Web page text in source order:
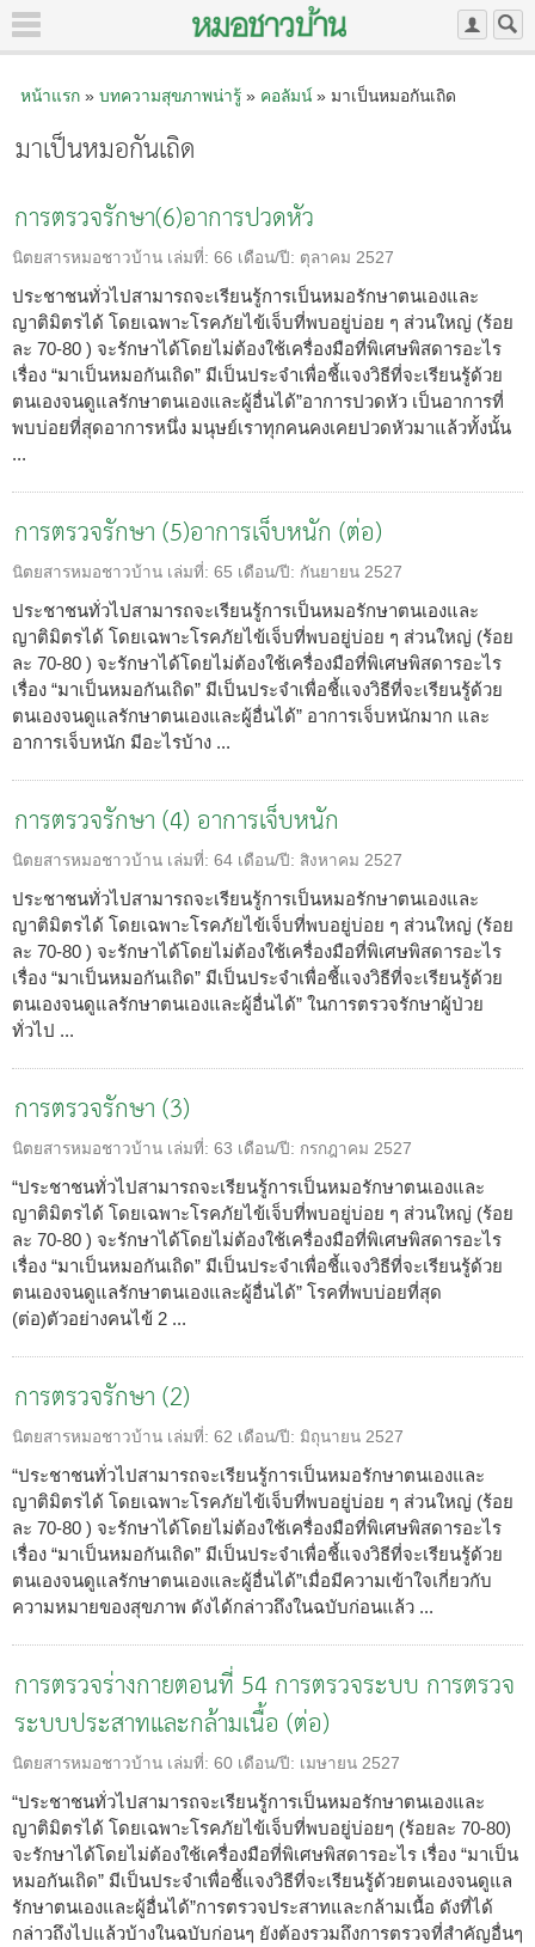
หน้าแรก» บทความสุขภาพน่ารู้» คอลัมน์» มาเป็นหมอกันเถิด
มาเป็นหมอกันเถิด
การตรวจรักษา(6)อาการปวดหัว
นิตยสารหมอชาวบ้าน เล่มที่: 66 เดือน/ปี: ตุลาคม 2527
ประชาชนทั่วไปสามารถจะเรียนรู้การเป็นหมอรักษาตนเองและ
ญาติมิตรได้ โดยเฉพาะโรคภัยไข้เจ็บที่พบอยู่บ่อย ๆ ส่วนใหญ่ (ร้อย
ละ 70-80 ) จะรักษาได้โดยไม่ต้องใช้เครื่องมือที่พิเศษพิสดารอะไร
เรื่อง “มาเป็นหมอกันเถิด” มีเป็นประจำเพื่อชี้แจงวิธีที่จะเรียนรู้ด้วย
ตนเองจนดูแลรักษาตนเองและผู้อื่นได้”อาการปวดหัว เป็นอาการที่
พบบ่อยที่สุดอาการหนึ่ง มนุษย์เราทุกคนคงเคยปวดหัวมาแล้วทั้งนั้น
...
การตรวจรักษา (5)อาการเจ็บหนัก (ต่อ)
นิตยสารหมอชาวบ้าน เล่มที่: 65 เดือน/ปี: กันยายน 2527
ประชาชนทั่วไปสามารถจะเรียนรู้การเป็นหมอรักษาตนเองและ
ญาติมิตรได้ โดยเฉพาะโรคภัยไข้เจ็บที่พบอยู่บ่อย ๆ ส่วนใหญ่ (ร้อย
ละ 70-80 ) จะรักษาได้โดยไม่ต้องใช้เครื่องมือที่พิเศษพิสดารอะไร
เรื่อง “มาเป็นหมอกันเถิด” มีเป็นประจำเพื่อชี้แจงวิธีที่จะเรียนรู้ด้วย
ตนเองจนดูแลรักษาตนเองและผู้อื่นได้” อาการเจ็บหนักมาก และ
อาการเจ็บหนัก มีอะไรบ้าง ...
การตรวจรักษา (4) อาการเจ็บหนัก
นิตยสารหมอชาวบ้าน เล่มที่: 64 เดือน/ปี: สิงหาคม 2527
ประชาชนทั่วไปสามารถจะเรียนรู้การเป็นหมอรักษาตนเองและ
ญาติมิตรได้ โดยเฉพาะโรคภัยไข้เจ็บที่พบอยู่บ่อย ๆ ส่วนใหญ่ (ร้อย
ละ 70-80 ) จะรักษาได้โดยไม่ต้องใช้เครื่องมือที่พิเศษพิสดารอะไร
เรื่อง “มาเป็นหมอกันเถิด” มีเป็นประจำเพื่อชี้แจงวิธีที่จะเรียนรู้ด้วย
ตนเองจนดูแลรักษาตนเองและผู้อื่นได้” ในการตรวจรักษาผู้ป่วย
ทั่วไป ...
การตรวจรักษา (3)
นิตยสารหมอชาวบ้าน เล่มที่: 63 เดือน/ปี: กรกฎาคม 2527
“ประชาชนทั่วไปสามารถจะเรียนรู้การเป็นหมอรักษาตนเองและ
ญาติมิตรได้ โดยเฉพาะโรคภัยไข้เจ็บที่พบอยู่บ่อย ๆ ส่วนใหญ่ (ร้อย
ละ 70-80 ) จะรักษาได้โดยไม่ต้องใช้เครื่องมือที่พิเศษพิสดารอะไร
เรื่อง “มาเป็นหมอกันเถิด” มีเป็นประจำเพื่อชี้แจงวิธีที่จะเรียนรู้ด้วย
ตนเองจนดูแลรักษาตนเองและผู้อื่นได้” โรคที่พบบ่อยที่สุด
(ต่อ)ตัวอย่างคนไข้ 2 ...
การตรวจรักษา (2)
นิตยสารหมอชาวบ้าน เล่มที่: 62 เดือน/ปี: มิถุนายน 2527
“ประชาชนทั่วไปสามารถจะเรียนรู้การเป็นหมอรักษาตนเองและ
ญาติมิตรได้ โดยเฉพาะโรคภัยไข้เจ็บที่พบอยู่บ่อย ๆ ส่วนใหญ่ (ร้อย
ละ 70-80 ) จะรักษาได้โดยไม่ต้องใช้เครื่องมือที่พิเศษพิสดารอะไร
เรื่อง “มาเป็นหมอกันเถิด” มีเป็นประจำเพื่อชี้แจงวิธีที่จะเรียนรู้ด้วย
ตนเองจนดูแลรักษาตนเองและผู้อื่นได้”เมื่อมีความเข้าใจเกี่ยวกับ
ความหมายของสุขภาพ ดังได้กล่าวถึงในฉบับก่อนแล้ว ...
การตรวจร่างกายตอนที่ 54 การตรวจระบบ การตรวจ
ระบบประสาทและกล้ามเนื้อ (ต่อ)
นิตยสารหมอชาวบ้าน เล่มที่: 60 เดือน/ปี: เมษายน 2527
“ประชาชนทั่วไปสามารถจะเรียนรู้การเป็นหมอรักษาตนเองและ
ญาติมิตรได้ โดยเฉพาะโรคภัยไข้เจ็บที่พบอยู่บ่อยๆ (ร้อยละ 70-80)
จะรักษาได้โดยไม่ต้องใช้เครื่องมือที่พิเศษพิสดารอะไร เรื่อง “มาเป็น
หมอกันเถิด” มีเป็นประจำเพื่อชี้แจงวิธีที่จะเรียนรู้ด้วยตนเองจนดูแล
รักษาตนเองและผู้อื่นได้”การตรวจประสาทและกล้ามเนื้อ ดังที่ได้
กล่าวถึงไปแล้วบ้างในฉบับก่อนๆ ยังต้องรวมถึงการตรวจที่สำคัญอื่นๆ